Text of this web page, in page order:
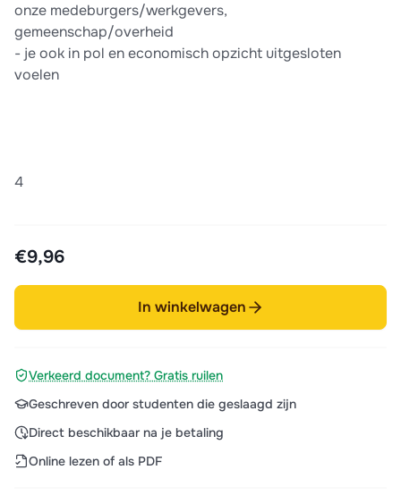
onze medeburgers/werkgevers,
gemeenschap/overheid
- je ook in pol en economisch opzicht uitgesloten
voelen
4
€9,96
In winkelwagen
Verkeerd document? Gratis ruilen
Geschreven door studenten die geslaagd zijn
Direct beschikbaar na je betaling
Online lezen of als PDF